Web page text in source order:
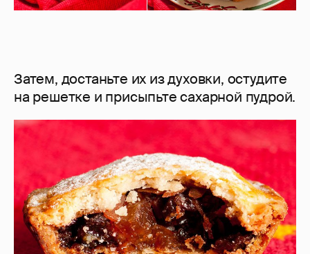
Затем, достаньте их из духовки, остудите
на решетке и присыпьте сахарной пудрой.